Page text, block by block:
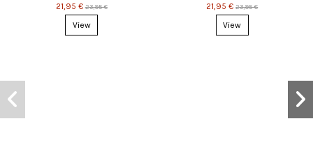
21,95 €23,95 €
View
21,95 €23,95 €
View